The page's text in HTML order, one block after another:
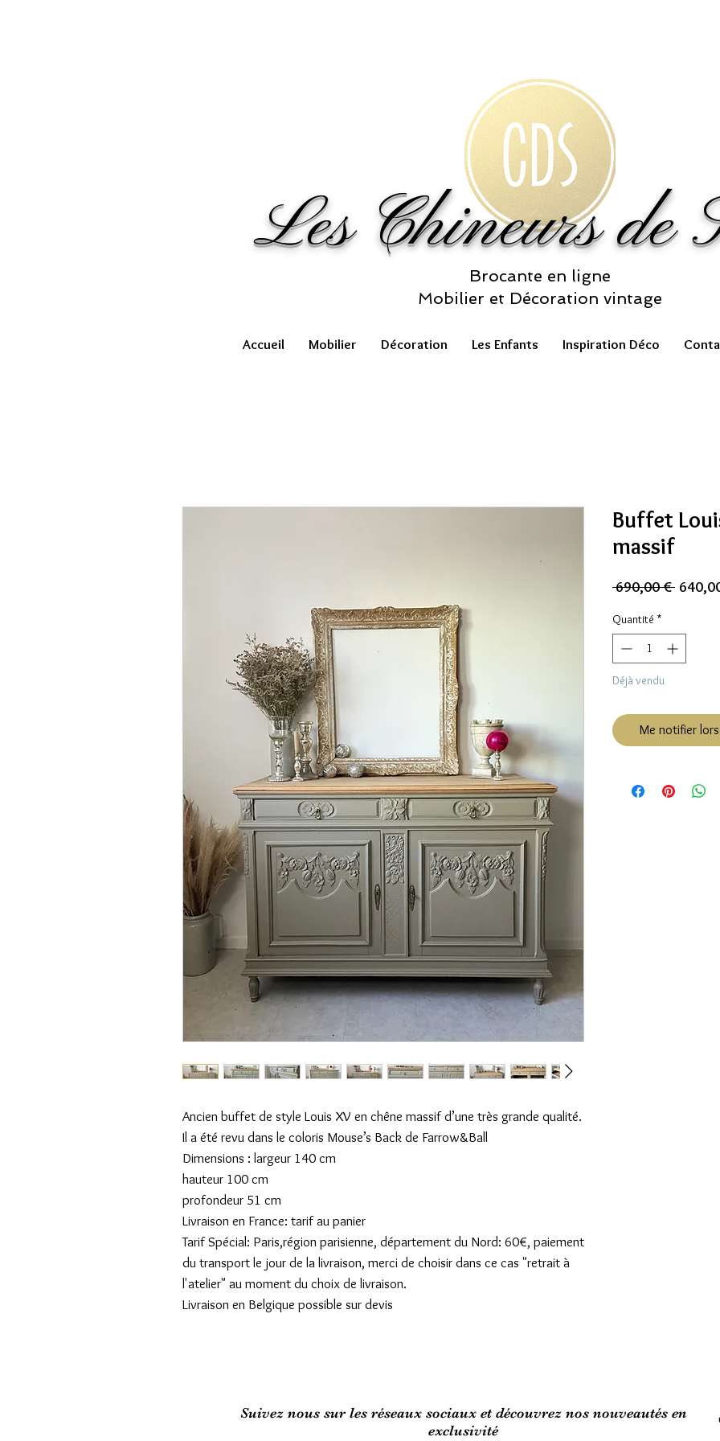
Les Chineurs de
Brocante en ligne
Mobilier et Décoration vintage
Accueil Mobilier Décoration Les Enfants Inspiration Déco
Ancien buffet de style Louis XV en chêne massif d’une très grande qualité.
Il a été revu dans le coloris Mouse’s Back de Farrow&Ball
Dimensions : largeur 140 cm
hauteur 100 cm
profondeur 51 cm
Livraison en France: tarif au panier
Tarif Spécial: Paris,région parisienne, département du Nord: 60€, paiement
du transport le jour de la livraison, merci de choisir dans ce cas "retrait à
l'atelier" au moment du choix de livraison.
Livraison en Belgique possible sur devis
Buffet
massif
690,00 € Prix
Quantité *
Déjà vendu
Me notifier
Suivez nous sur les réseaux sociaux et découvrez nos nouveautés en
exclusivité